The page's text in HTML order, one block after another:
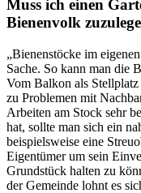
Muss ich einen
Bienenvolk
„Bienenstöcke im
Sache. So kann man die
Vom Balkon als Stellplatz
zu Problemen mit
Arbeiten am Stock sehr
hat, sollte man sich ein
beispielsweise eine
Eigentümer um sein
Grundstück halten zu
der Gemeinde lohnt es